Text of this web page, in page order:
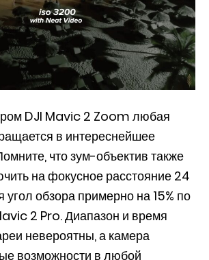
DJI Mavic 2 Zoom любая
в интереснейшее
что зум-объектив также
на фокусное расстояние 24
угол обзора примерно на 15% по
2 Pro. Диапазон и время
невероятны, а камера
возможности в любой